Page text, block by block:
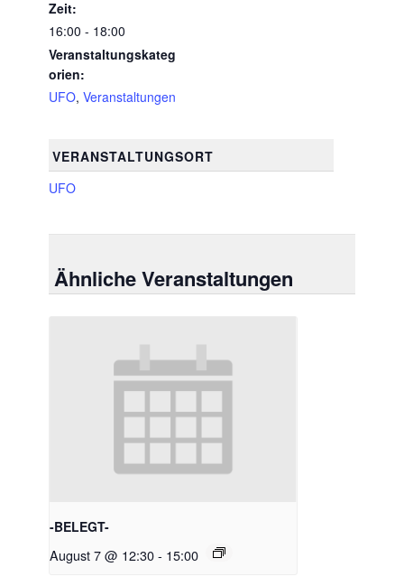
Zeit:
16:00 - 18:00
Veranstaltungskateg
orien:
UFO, Veranstaltungen
VERANSTALTUNGSORT
UFO
Ähnliche Veranstaltungen
-BELEGT-
August 7 @ 12:30- 15:00